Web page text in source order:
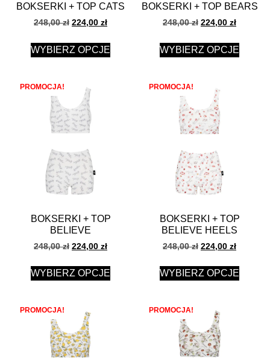
BOKSERKI + TOP CATS
248,00zł 224,00 zł
WYBIERZ OPCJE
BOKSERKI + TOP BEARS
248,00zł 224,00 zł
WYBIERZ OPCJE
PROMOCJA!
BOKSERKI + TOP
BELIEVE
248,00zł 224,00 zł
WYBIERZ OPCJE
PROMOCJA!
BOKSERKI + TOP
BELIEVE HEELS
248,00zł 224,00 zł
WYBIERZ OPCJE
PROMOCJA! PROMOCJA!